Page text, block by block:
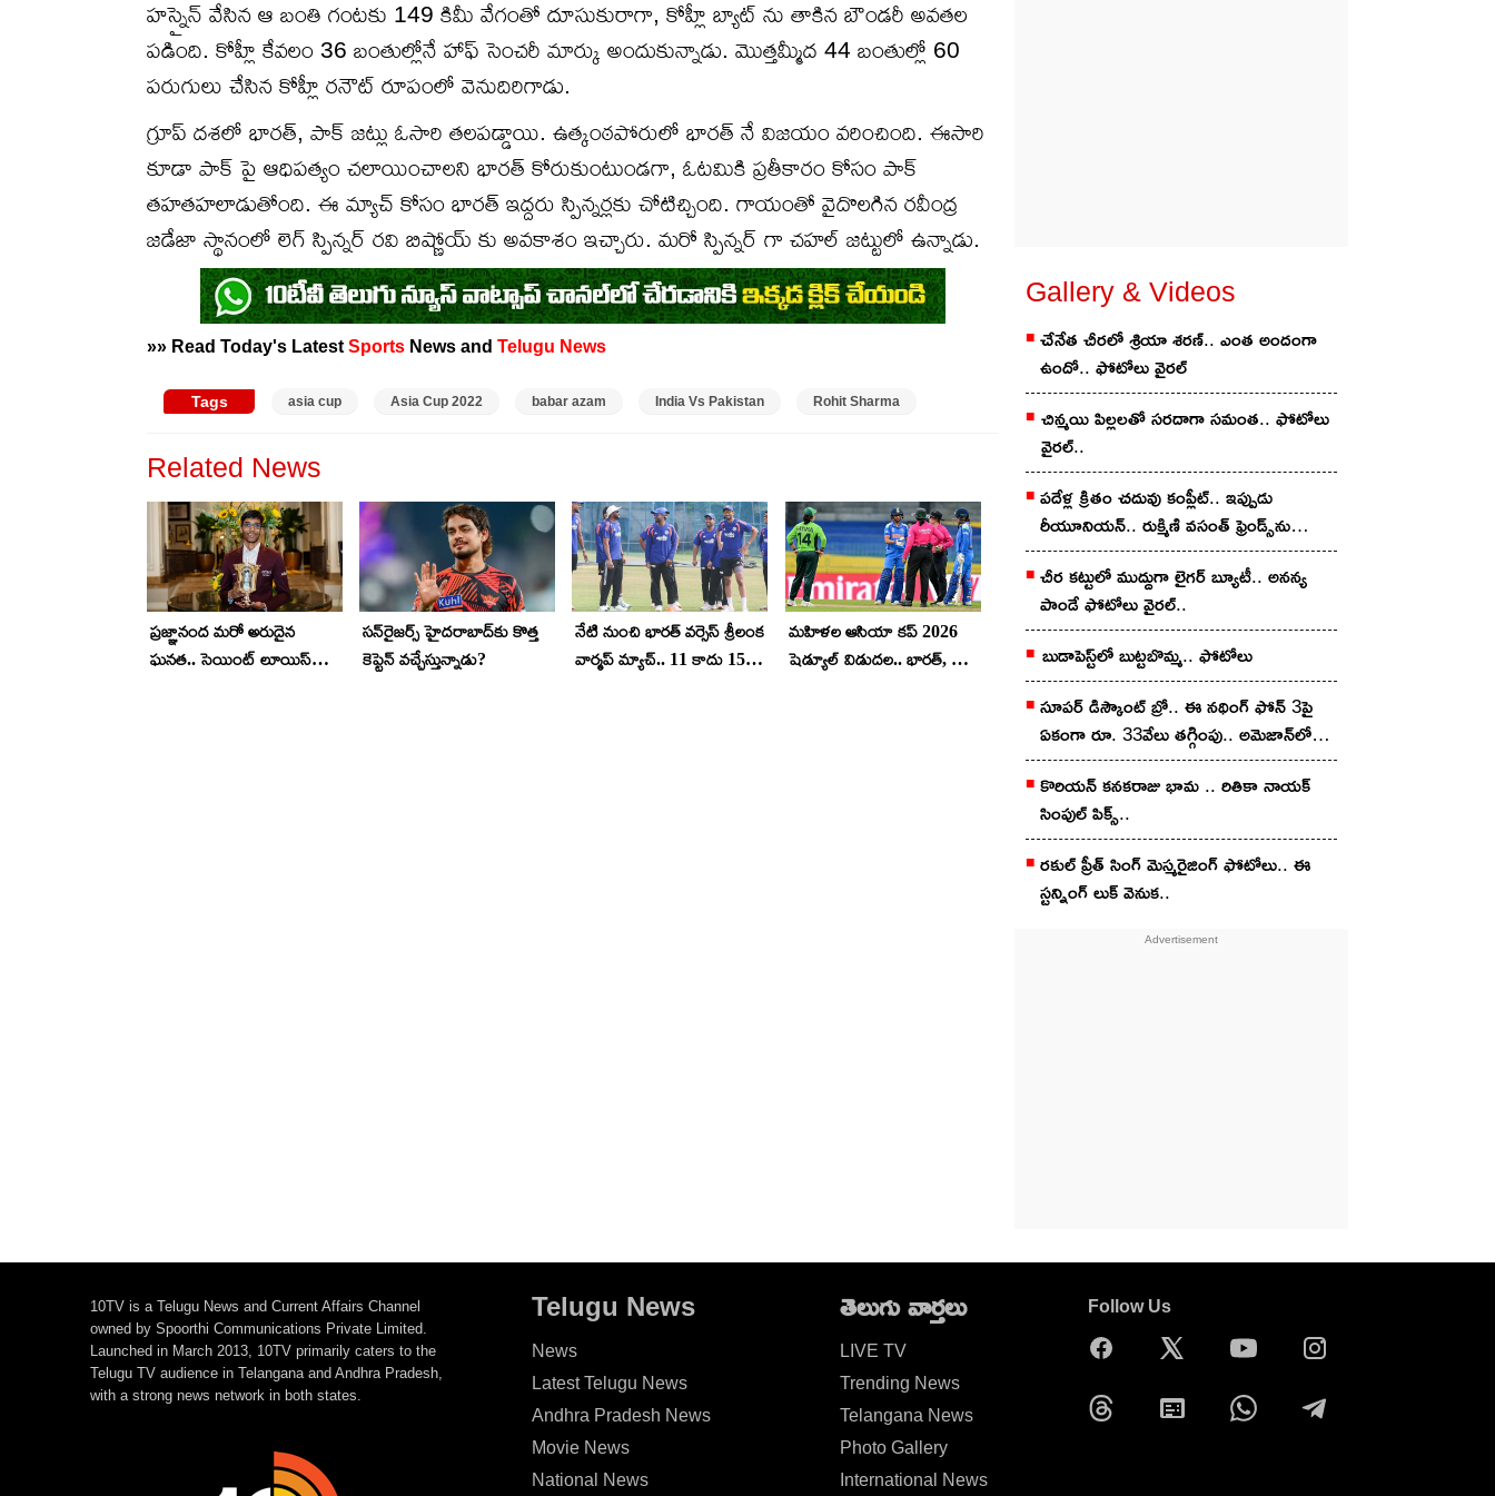
హస్నైన్ వేసిన ఆ బంతి గంటకు 149 కిమీ వేగంతో దూసుకురాగా, కోహ్లీ బ్యాట్ ను తాకిన బౌండరీ అవతల
పడింది. కోహ్లీ కేవలం 36 బంతుల్లోనే హాఫ్ సెంచరీ మార్కు అందుకున్నాడు. మొత్తమ్మీద 44 బంతుల్లో 60
పరుగులు చేసిన కోహ్లీ రనౌట్ రూపంలో వెనుదిరిగాడు.
గ్రూప్ దశలో భారత్, పాక్ జట్లు ఓసారి తలపడ్డాయి. ఉత్కంఠపోరులో భారత్ నే విజయం వరించింది. ఈసారి
కూడా పాక్ పై ఆధిపత్యం చలాయించాలని భారత్ కోరుకుంటుండగా, ఓటమికి ప్రతీకారం కోసం పాక్
తహతహలాడుతోంది. ఈ మ్యాచ్ కోసం భారత్ ఇద్దరు స్పిన్నర్లకు చోటిచ్చింది. గాయంతో వైదొలగిన రవీంద్ర
జడేజా స్థానంలో లెగ్ స్పిన్నర్ రవి బిష్ణోయ్ కు అవకాశం ఇచ్చారు. మరో స్పిన్నర్ గా చహల్ జట్టులో ఉన్నాడు.
»» Read Today's Latest Sports News and Telugu News
Tags asia cup Asia Cup 2022 babar azam India Vs Pakistan Rohit Sharma
Related News
ప్ర‌జ్ఞానంద మ‌రో అరుదైన
ఘ‌న‌త‌.. సెయింట్ లూయిస్
స‌న్‌రైజ‌ర్స్ హైద‌రాబాద్‌కు కొత్త
కెప్టెన్ వ‌చ్చేస్తున్నాడు?
నేటి నుంచి భార‌త్ వ‌ర్సెస్ శ్రీలంక
వార్మ‌ప్ మ్యాచ్‌.. 11 కాదు 15
మహిళల ఆసియా కప్ 2026
షెడ్యూల్ విడుద‌ల‌.. భార‌త్, పాక్
Gallery & Videos
చేనేత చీర‌లో శ్రియా శ‌ర‌ణ్‌.. ఎంత అందంగా
ఉందో.. ఫోటోలు వైర‌ల్
చిన్మ‌యి పిల్ల‌ల‌తో స‌ర‌దాగా సమంత‌.. ఫోటోలు
వైర‌ల్..
ప‌దేళ్ల క్రితం చ‌దువు కంప్లీట్.. ఇప్పుడు
రీయూనియన్.. రుక్మిణి వసంత్ ఫ్రెండ్స్‌ను
చూశారా?
చీర క‌ట్టులో ముద్దుగా లైగ‌ర్ బ్యూటీ.. అన‌న్య
పాండే ఫోటోలు వైర‌ల్..
బుడాపెస్ట్‌లో బుట్టబొమ్మ‌.. ఫోటోలు
సూపర్ డిస్కౌంట్ బ్రో.. ఈ నథింగ్ ఫోన్ 3పై
ఏకంగా రూ. 33వేలు తగ్గింపు.. అమెజాన్‌లో
ఇలా కొన్నారంటే?
కొరియన్‌ కనకరాజు భామ .. రితికా నాయ‌క్
సింపుల్ పిక్స్‌..
ర‌కుల్ ప్రీత్ సింగ్ మెస్మ‌రైజింగ్ ఫోటోలు.. ఈ
స్ట‌న్నింగ్ లుక్ వెనుక‌..
10TV is a Telugu News and Current Affairs Channel
owned by Spoorthi Communications Private Limited.
Launched in March 2013, 10TV primarily caters to the
Telugu TV audience in Telangana and Andhra Pradesh,
with a strong news network in both states.
Telugu News
News
Latest Telugu News
Andhra Pradesh News
Movie News
National News
తెలుగు వార్తలు
LIVE TV
Trending News
Telangana News
Photo Gallery
International News
Follow Us